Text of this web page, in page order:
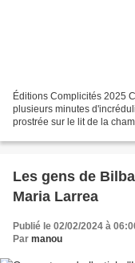
Éditions Complicités 2025
plusieurs minutes
prostrée sur le lit de la
Les gens de
Maria Larrea
Publié le 02/02/2024 à
Par manou